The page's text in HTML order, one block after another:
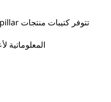
المعلوماتية